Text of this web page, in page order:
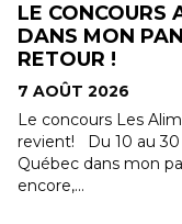
LE CONCOURS
DANS MON
RETOUR !
7 AOÛT 2026
Le concours Les
revient! Du 10 au 30
Québec dans mon
encore,...